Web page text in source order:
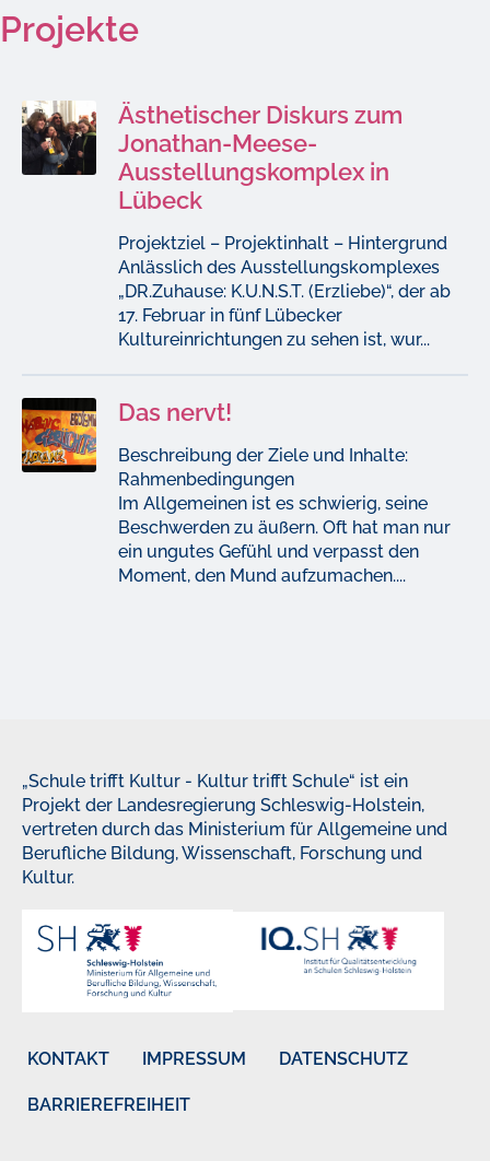
Projekte
Ästhetischer Diskurs zum
Jonathan-Meese-
Ausstellungskomplex in
Lübeck
Projektziel – Projektinhalt – Hintergrund
Anlässlich des Ausstellungskomplexes
„DR.Zuhause: K.U.N.S.T. (Erzliebe)“, der ab
17. Februar in fünf Lübecker
Kultureinrichtungen zu sehen ist, wur...
Das nervt!
Beschreibung der Ziele und Inhalte:
Rahmenbedingungen
Im Allgemeinen ist es schwierig, seine
Beschwerden zu äußern. Oft hat man nur
ein ungutes Gefühl und verpasst den
Moment, den Mund aufzumachen....
„Schule trifft Kultur - Kultur trifft Schule“ ist ein
Projekt der Landesregierung Schleswig-Holstein,
vertreten durch das Ministerium für Allgemeine und
Berufliche Bildung, Wissenschaft, Forschung und
Kultur.
KONTAKT IMPRESSUM DATENSCHUTZ
BARRIEREFREIHEIT